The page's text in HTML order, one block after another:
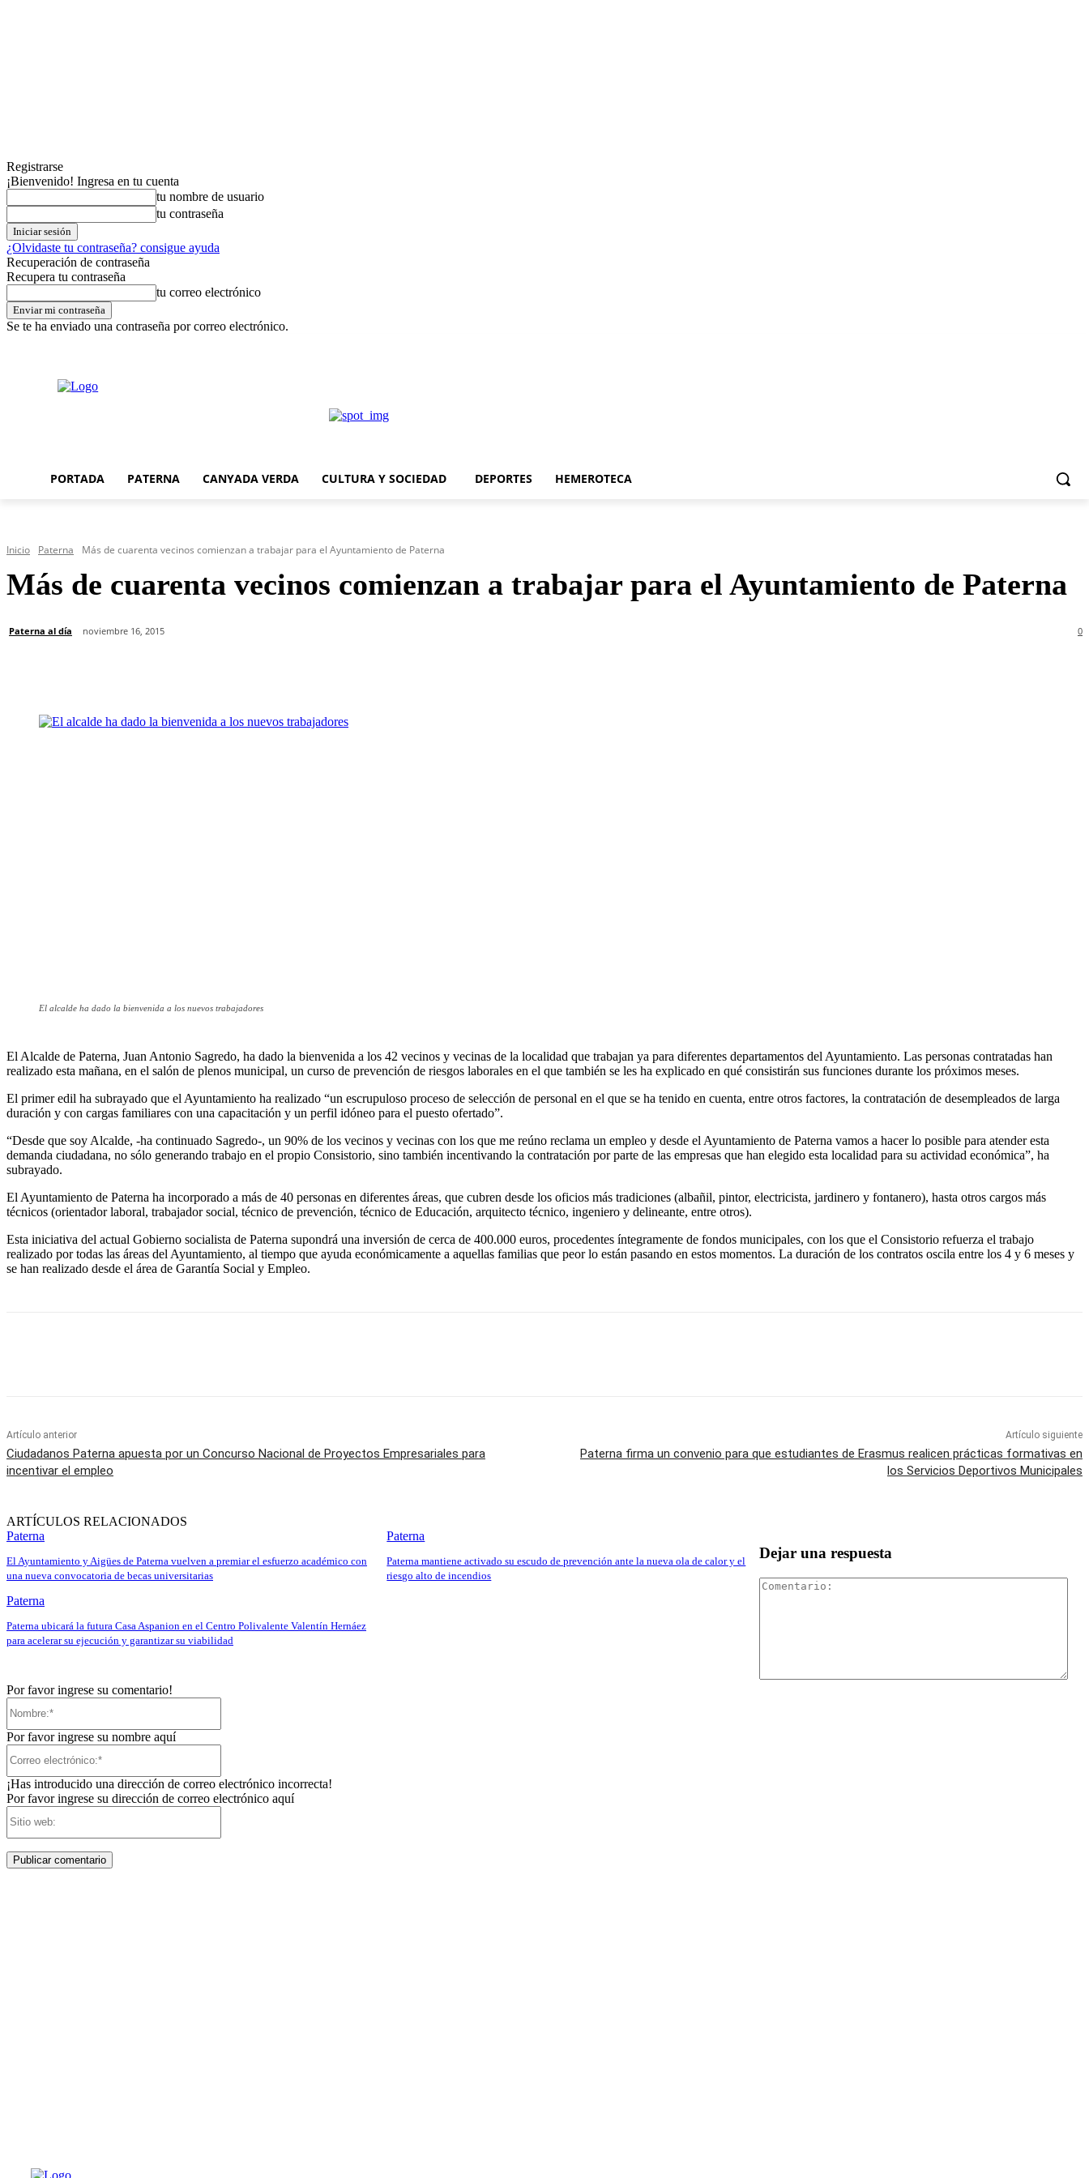
Registrarse
¡Bienvenido! Ingresa en tu cuenta
tu nombre de usuario
tu contraseña
¿Olvidaste tu contraseña? consigue ayuda
Recuperación de contraseña
Recupera tu contraseña
tu correo electrónico
Se te ha enviado una contraseña por correo electrónico.
PORTADA PATERNA CANYADA VERDA CULTURA Y SOCIEDAD DEPORTES HEMEROTECA
Inicio Paterna Más de cuarenta vecinos comienzan a trabajar para el Ayuntamiento de Paterna
Más de cuarenta vecinos comienzan a trabajar para el Ayuntamiento de Paterna
Paterna al día noviembre 16, 2015 0
El alcalde ha dado la bienvenida a los nuevos trabajadores
El Alcalde de Paterna, Juan Antonio Sagredo, ha dado la bienvenida a los 42 vecinos y vecinas de la localidad que trabajan ya para diferentes departamentos del Ayuntamiento. Las personas contratadas han
realizado esta mañana, en el salón de plenos municipal, un curso de prevención de riesgos laborales en el que también se les ha explicado en qué consistirán sus funciones durante los próximos meses.
El primer edil ha subrayado que el Ayuntamiento ha realizado “un escrupuloso proceso de selección de personal en el que se ha tenido en cuenta, entre otros factores, la contratación de desempleados de larga
duración y con cargas familiares con una capacitación y un perfil idóneo para el puesto ofertado”.
“Desde que soy Alcalde, -ha continuado Sagredo-, un 90% de los vecinos y vecinas con los que me reúno reclama un empleo y desde el Ayuntamiento de Paterna vamos a hacer lo posible para atender esta
demanda ciudadana, no sólo generando trabajo en el propio Consistorio, sino también incentivando la contratación por parte de las empresas que han elegido esta localidad para su actividad económica”, ha
subrayado.
El Ayuntamiento de Paterna ha incorporado a más de 40 personas en diferentes áreas, que cubren desde los oficios más tradiciones (albañil, pintor, electricista, jardinero y fontanero), hasta otros cargos más
técnicos (orientador laboral, trabajador social, técnico de prevención, técnico de Educación, arquitecto técnico, ingeniero y delineante, entre otros).
Esta iniciativa del actual Gobierno socialista de Paterna supondrá una inversión de cerca de 400.000 euros, procedentes íntegramente de fondos municipales, con los que el Consistorio refuerza el trabajo
realizado por todas las áreas del Ayuntamiento, al tiempo que ayuda económicamente a aquellas familias que peor lo están pasando en estos momentos. La duración de los contratos oscila entre los 4 y 6 meses y
se han realizado desde el área de Garantía Social y Empleo.
Artículo anterior
Ciudadanos Paterna apuesta por un Concurso Nacional de Proyectos Empresariales para
incentivar el empleo
Artículo siguiente
Paterna firma un convenio para que estudiantes de Erasmus realicen prácticas formativas en
los Servicios Deportivos Municipales
ARTÍCULOS RELACIONADOS
Paterna
El Ayuntamiento y Aigües de Paterna vuelven a premiar el esfuerzo académico con
una nueva convocatoria de becas universitarias
Paterna
Paterna mantiene activado su escudo de prevención ante la nueva ola de calor y el
riesgo alto de incendios
Paterna
Paterna ubicará la futura Casa Aspanion en el Centro Polivalente Valentín Hernáez
para acelerar su ejecución y garantizar su viabilidad
Dejar una respuesta
Por favor ingrese su comentario!
Por favor ingrese su nombre aquí
¡Has introducido una dirección de correo electrónico incorrecta!
Por favor ingrese su dirección de correo electrónico aquí